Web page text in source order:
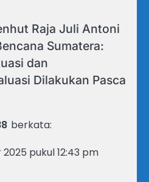
Raja Juli Antoni
Sumatera:
dan
Dilakukan Pasca
berkata:
pukul 12:43 pm